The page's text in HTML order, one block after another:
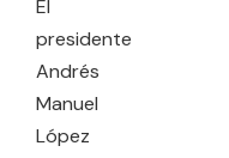
El
presidente
Andrés
Manuel
López